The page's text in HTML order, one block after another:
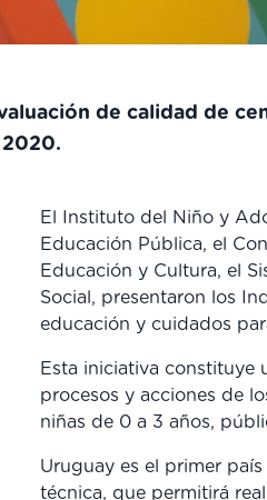
de calidad de
El Instituto del Niño y
Educación Pública, el
Educación y Cultura, el
Social, presentaron los
educación y cuidados
Esta iniciativa constituye
procesos y acciones de
niñas de 0 a 3 años,
Uruguay es el primer
técnica, que permitirá